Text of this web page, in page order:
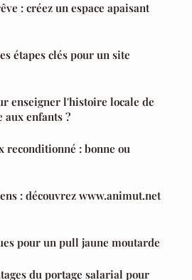
: créez un espace apaisant
étapes clés pour un site
enseigner l'histoire locale de
enfants ?
reconditionné : bonne ou
: découvrez www.animut.net
pour un pull jaune moutarde
du portage salarial pour